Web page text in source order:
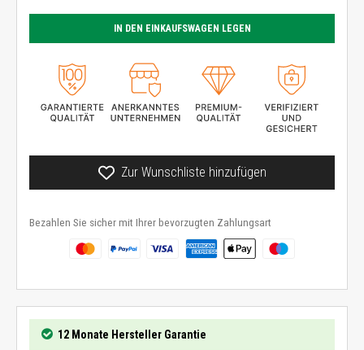
IN DEN EINKAUFSWAGEN LEGEN
Zur Wunschliste hinzufügen
Bezahlen Sie sicher mit Ihrer bevorzugten Zahlungsart
12 Monate Hersteller Garantie